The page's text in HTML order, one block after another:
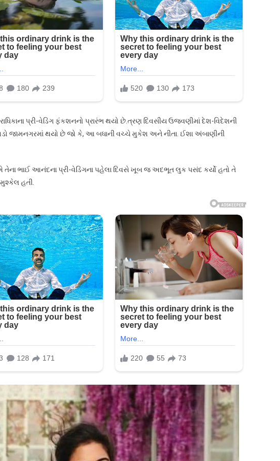
પ્રી-વેડિંગ ફંકશનનો પ્રારંભ થયો છે.ત્રણ દિવસીય ઉજવણીમાં દેશ-વિદેશની
જામનગરમાં થયો છે જો કે, આ બધાની વચ્ચે મુકેશ અને નીતા. ઈશા અંબાણીની
ભાઈ આનંદના પ્રી-વેડિંગના પહેલા દિવસે ખૂબ જ અદભૂત લુક પસંદ કર્યો હતો તે
હતી.